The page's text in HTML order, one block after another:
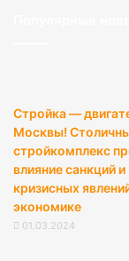
Стройка —
Москвы!
стройкомплекс
влияние санкций и
кризисных
экономике
01.03.2024